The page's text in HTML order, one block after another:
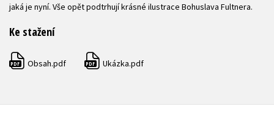
jaká je nyní. Vše opět podtrhují krásné ilustrace Bohuslava Fultnera.
Ke stažení
PDF Obsah.pdf PDF Ukázka.pdf